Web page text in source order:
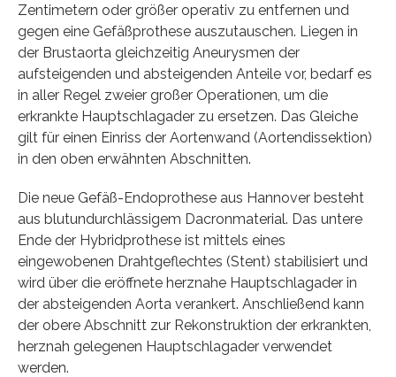
Zentimetern oder größer operativ zu entfernen und
gegen eine Gefäßprothese auszutauschen. Liegen in
der Brustaorta gleichzeitig Aneurysmen der
aufsteigenden und absteigenden Anteile vor, bedarf es
in aller Regel zweier großer Operationen, um die
erkrankte Hauptschlagader zu ersetzen. Das Gleiche
gilt für einen Einriss der Aortenwand (Aortendissektion)
in den oben erwähnten Abschnitten.
Die neue Gefäß-Endoprothese aus Hannover besteht
aus blutundurchlässigem Dacronmaterial. Das untere
Ende der Hybridprothese ist mittels eines
eingewobenen Drahtgeflechtes (Stent) stabilisiert und
wird über die eröffnete herznahe Hauptschlagader in
der absteigenden Aorta verankert. Anschließend kann
der obere Abschnitt zur Rekonstruktion der erkrankten,
herznah gelegenen Hauptschlagader verwendet
werden.